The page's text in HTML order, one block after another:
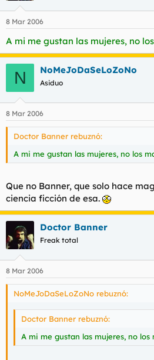
8 Mar 2006
A mi me gustan las mujeres, no
N NoMeJoDaSeLoZoNo
Asiduo
8 Mar 2006
Doctor Banner rebuznó:
A mi me gustan las mujeres, no los
Que no Banner, que solo hace
ciencia ficción de esa.
Doctor Banner
Freak total
8 Mar 2006
NoMeJoDaSeLoZoNo rebuznó:
Doctor Banner rebuznó:
A mi me gustan las mujeres, no los